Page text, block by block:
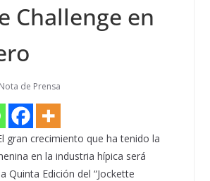
Challenge en
Nota de Prensa
gran crecimiento que ha tenido la
en la industria hípica será
Quinta Edición del “Jockette